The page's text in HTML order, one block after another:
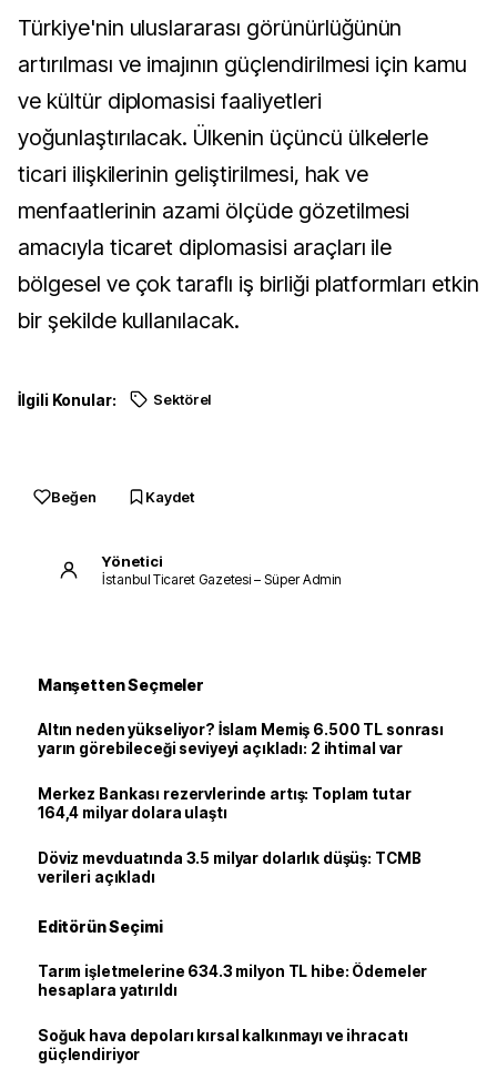
Türkiye'nin uluslararası görünürlüğünün
artırılması ve imajının güçlendirilmesi için kamu
ve kültür diplomasisi faaliyetleri
yoğunlaştırılacak. Ülkenin üçüncü ülkelerle
ticari ilişkilerinin geliştirilmesi, hak ve
menfaatlerinin azami ölçüde gözetilmesi
amacıyla ticaret diplomasisi araçları ile
bölgesel ve çok taraflı iş birliği platformları etkin
bir şekilde kullanılacak.
İlgili Konular: Sektörel
Beğen Kaydet
Yönetici
İstanbul Ticaret Gazetesi – Süper Admin
Manşetten Seçmeler
Altın neden yükseliyor? İslam Memiş 6.500 TL sonrası
yarın görebileceği seviyeyi açıkladı: 2 ihtimal var
Merkez Bankası rezervlerinde artış: Toplam tutar
164,4 milyar dolara ulaştı
Döviz mevduatında 3.5 milyar dolarlık düşüş: TCMB
verileri açıkladı
Editörün Seçimi
Tarım işletmelerine 634.3 milyon TL hibe: Ödemeler
hesaplara yatırıldı
Soğuk hava depoları kırsal kalkınmayı ve ihracatı
güçlendiriyor